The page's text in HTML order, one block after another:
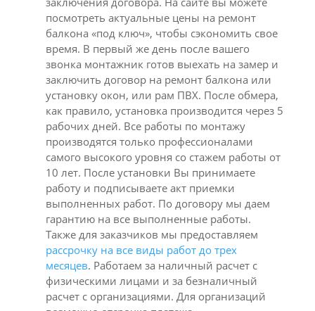
посмотреть актуальные цены на ремонт
балкона «под ключ», чтобы сэкономить свое
время. В первый же день после вашего
звонка монтажник готов выехать на замер и
заключить договор на ремонт балкона или
установку окон, или рам ПВХ. После обмера,
как правило, установка производится через 5
рабочих дней. Все работы по монтажу
производятся только профессионалами
самого высокого уровня со стажем работы от
10 лет. После установки Вы принимаете
работу и подписываете акт приемки
выполненных работ. По договору мы даем
гарантию на все выполненные работы.
Также для заказчиков мы предоставляем
рассрочку на все виды работ до трех
месяцев. Работаем за наличный расчет с
физическими лицами и за безналичный
расчет с организациями. Для организаций